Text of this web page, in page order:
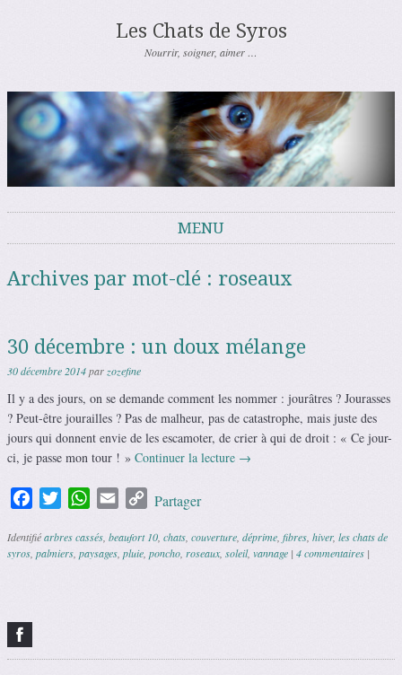
Les Chats de Syros
Nourrir, soigner, aimer …
MENU
Archives par mot-clé : roseaux
30 décembre : un doux mélange
30 décembre 2014parzozefine
Il y a des jours, on se demande comment les nommer : jourâtres ? Jourasses
? Peut-être jourailles ? Pas de malheur, pas de catastrophe, mais juste des
jours qui donnent envie de les escamoter, de crier à qui de droit : « Ce jour-
ci, je passe mon tour ! » Continuer la lecture →
FacebookTwitterWhatsApp
Email Copy
Partager
Identifiéarbres cassés, beaufort 10, chats, couverture, déprime, fibres, hiver, les chats de
syros, palmiers, paysages, pluie, poncho, roseaux, soleil, vannage | 4 commentaires |